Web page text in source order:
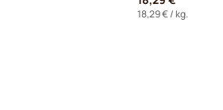
18,29 €/ kg.